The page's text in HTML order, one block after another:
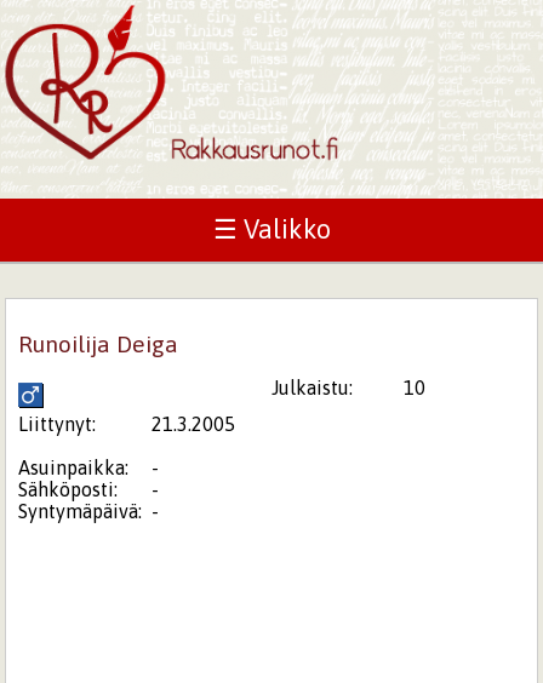
☰ Valikko
Runoilija Deiga
Julkaistu:
10
Liittynyt:
21.3.2005
Asuinpaikka:
-
Sähköposti:
-
Syntymäpäivä: -